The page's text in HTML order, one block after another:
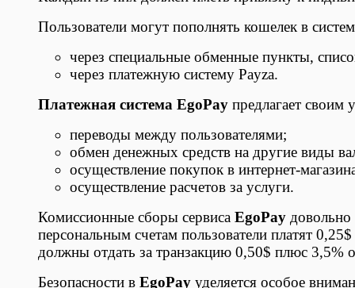
Пользователи могут пополнять кошелек в
через специальные обменные пункты,
через платежную систему Payza.
Платежная система EgoPay предлагает своим
переводы между пользователями;
обмен денежных средств на другие виды
осуществление покупок в интернет-
осуществление расчетов за услуги.
Комиссионные сборы сервиса EgoPay довольно
персональным счетам пользователи платят
должны отдать за транзакцию 0,50$ плюс 3,5%
Безопасности в EgoPay уделяется особое